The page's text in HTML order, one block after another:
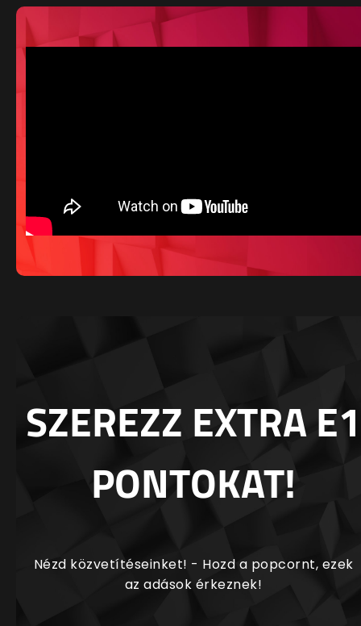
SZEREZZ EXTRA E1
PONTOKAT!
Nézd közvetítéseinket! - Hozd a popcornt, ezek
az adások érkeznek!